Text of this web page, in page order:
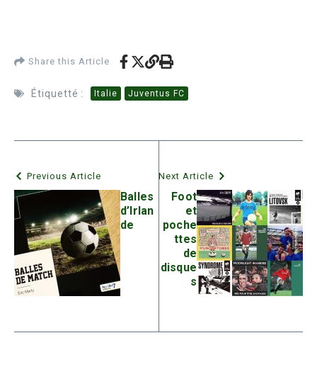
Share this Article
Étiquetté : Italie Juventus FC
Previous Article
Balles
d’Irlan
de
Next Article
Foot
et
poche
ttes
de
disque
s